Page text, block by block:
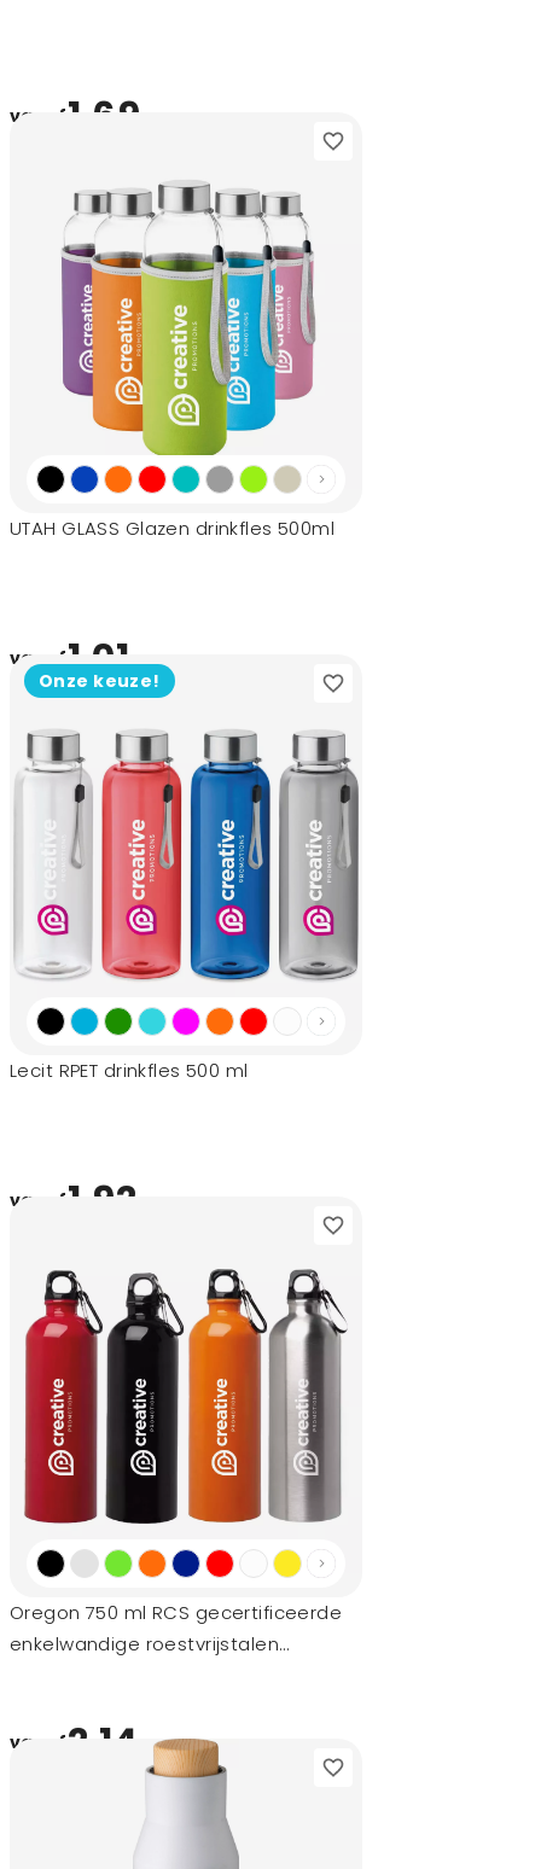
vanaf1,69
UTAH GLASS Glazen drinkfles 500ml
vanaf1,01
Onze keuze!
Lecit RPET drinkfles 500 ml
vanaf1,92
Oregon 750 ml RCS gecertificeerde
enkelwandige roestvrijstalen
vanaf2,14